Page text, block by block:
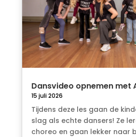
Dansvideo opnemen met
15 juli 2026
Tijdens deze les gaan de
slag als echte dansers! Ze
choreo en gaan lekker naar